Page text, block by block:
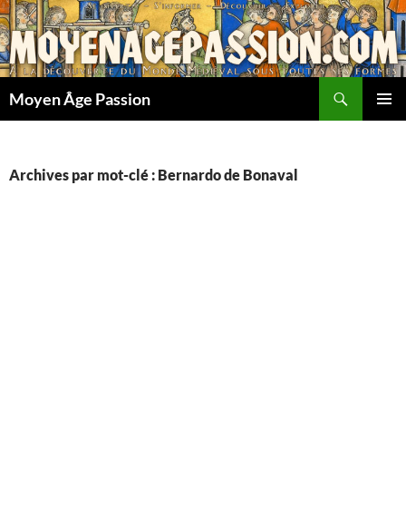
Aller
au
contenu
Moyen Âge Passion
Archives par mot-clé : Bernardo de Bonaval